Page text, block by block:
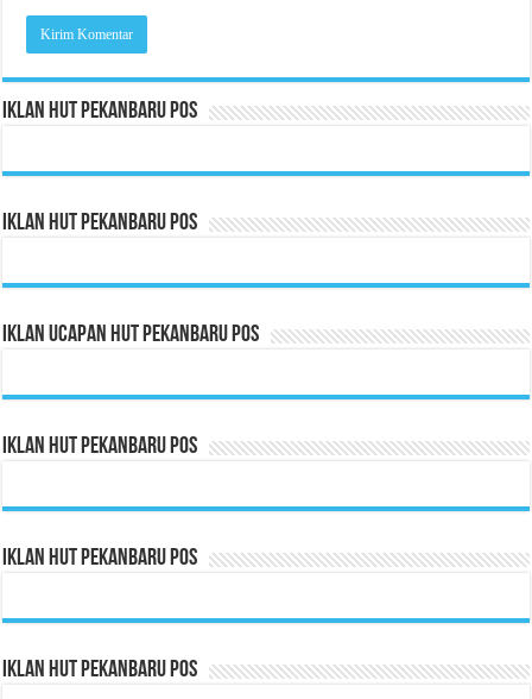
Iklan HUT Pekanbaru Pos
Iklan HUT Pekanbaru Pos
Iklan Ucapan HUT Pekanbaru Pos
Iklan HUT Pekanbaru Pos
Iklan HUT Pekanbaru Pos
Iklan HUT Pekanbaru Pos